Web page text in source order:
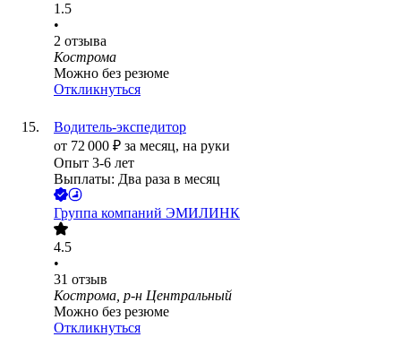
1.5
•
2 отзыва
Кострома
Можно без резюме
Откликнуться
Водитель-экспедитор
от 72 000 ₽ за месяц, на руки
Опыт 3-6 лет
Выплаты: Два раза в месяц
Группа компаний ЭМИЛИНК
4.5
•
31 отзыв
Кострома, р-н Центральный
Можно без резюме
Откликнуться